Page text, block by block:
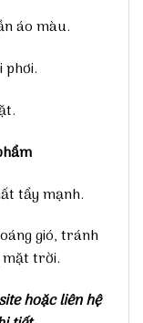
áo màu.
phơi.
tẩy mạnh.
gió, tránh
mặt trời.
hoặc liên hệ